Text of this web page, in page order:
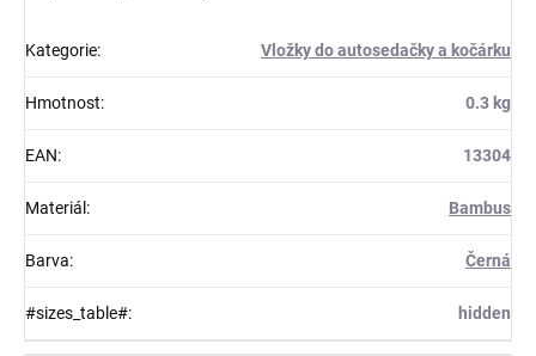
Kategorie: Vložky do autosedačky a kočárku
Hmotnost: 0.3 kg
EAN: 13304
Materiál: Bambus
Barva: Černá
#sizes_table#: hidden